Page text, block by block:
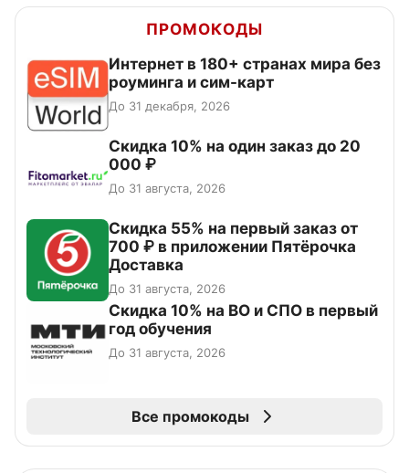
ПРОМОКОДЫ
Интернет в 180+ странах мира без
роуминга и сим-карт
До 31 декабря, 2026
Скидка 10% на один заказ до 20
000 ₽
До 31 августа, 2026
Скидка 55% на первый заказ от
700 ₽ в приложении Пятёрочка
Доставка
До 31 августа, 2026
Скидка 10% на ВО и СПО в первый
год обучения
До 31 августа, 2026
Все промокоды